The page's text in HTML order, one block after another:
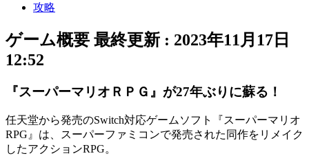
攻略
ゲーム概要 最終更新 : 2023年11月17日
12:52
『スーパーマリオＲＰＧ』が27年ぶりに蘇る！
任天堂から発売のSwitch対応ゲームソフト『スーパーマリオ
RPG』は、スーパーファミコンで発売された同作をリメイク
したアクションRPG。